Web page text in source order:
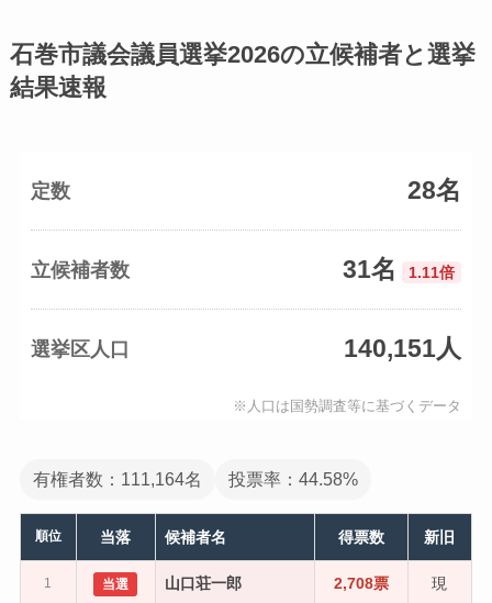
石巻市議会議員選挙2026の立候補者と選挙
結果速報
定数 28名
立候補者数 31名 1.11倍
選挙区人口 140,151人
※人口は国勢調査等に基づくデータ
有権者数：111,164名 投票率：44.58%
順位 当落 候補者名 得票数 新旧
1 当選 山口荘一郎 2,708票 現